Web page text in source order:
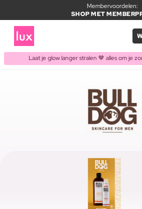
Membervoordelen:
SHOP MET
Laat je glow langer stralen 🤎 alles om je